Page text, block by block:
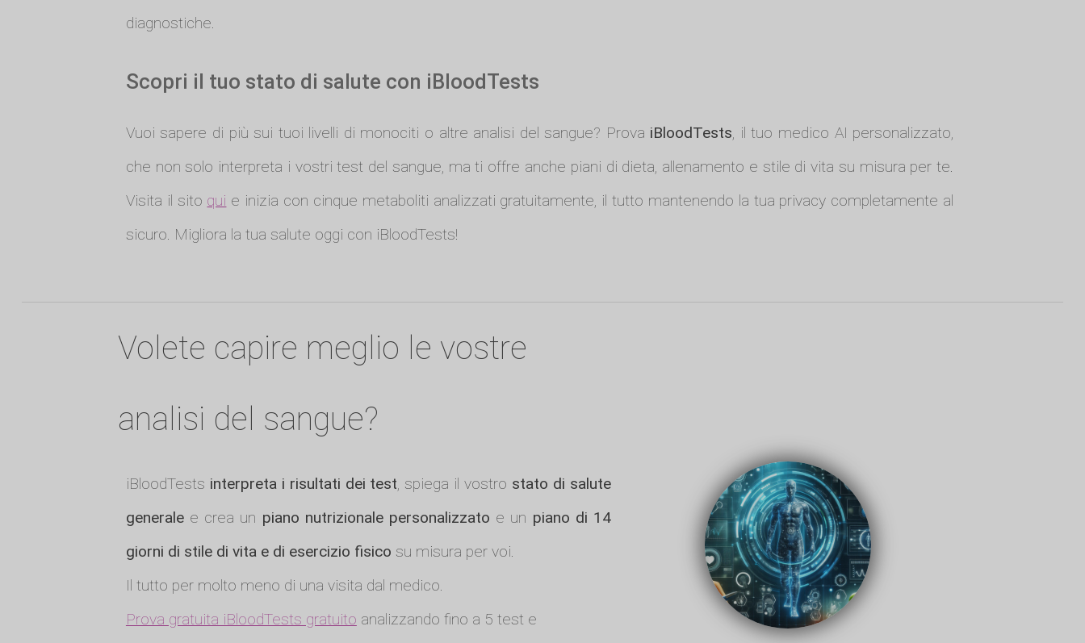
diagnostiche.
Scopri il tuo stato di salute con iBloodTests
Vuoi sapere di più sui tuoi livelli di monociti o altre analisi del sangue? Prova iBloodTests, il tuo medico AI personalizzato,
che non solo interpreta i vostri test del sangue, ma ti offre anche piani di dieta, allenamento e stile di vita su misura per te.
Visita il sito qui e inizia con cinque metaboliti analizzati gratuitamente, il tutto mantenendo la tua privacy completamente al
sicuro. Migliora la tua salute oggi con iBloodTests!
Volete capire meglio le vostre
analisi del sangue?
iBloodTests interpreta i risultati dei test, spiega il vostro stato di salute
generalee crea un piano nutrizionale personalizzato e un piano di 14
giorni di stile di vita e di esercizio fisico su misura per voi.
Il tutto per molto meno di una visita dal medico.
Prova gratuita iBloodTests gratuito analizzando fino a 5 test e